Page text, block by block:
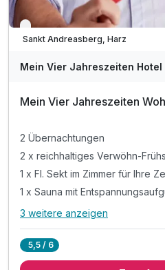
Verfügbar bis November
Sankt Andreasberg, Harz
Mein Vier Jahreszeiten Hotel
Mein Vier Jahreszeiten
2 Übernachtungen
2 x reichhaltiges Verwöhn-
1 x Fl. Sekt im Zimmer für Ihre
1 x Sauna mit
Alle Inklusivleistungen
3 weitere anzeigen
5,5 / 6